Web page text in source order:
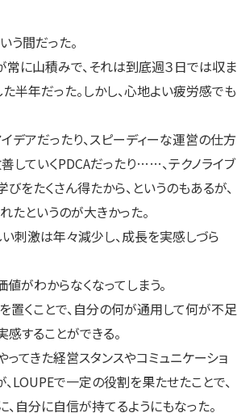
う間だった。
常に山積みで、それは到底週３日では収ま
半年だった。しかし、心地よい疲労感でも
デアだったり、スピーディーな運営の仕方
していくPDCAだったり……、テクノライブ
をたくさん得たから、というのもあるが、
たというのが大きかった。
い刺激は年々減少し、成長を実感しづら
がわからなくなってしまう。
置くことで、自分の何が通用して何が不足
することができる。
てきた経営スタンスやコミュニケーショ
LOUPEで一定の役割を果たせたことで、
自分に自信が持てるようにもなった。